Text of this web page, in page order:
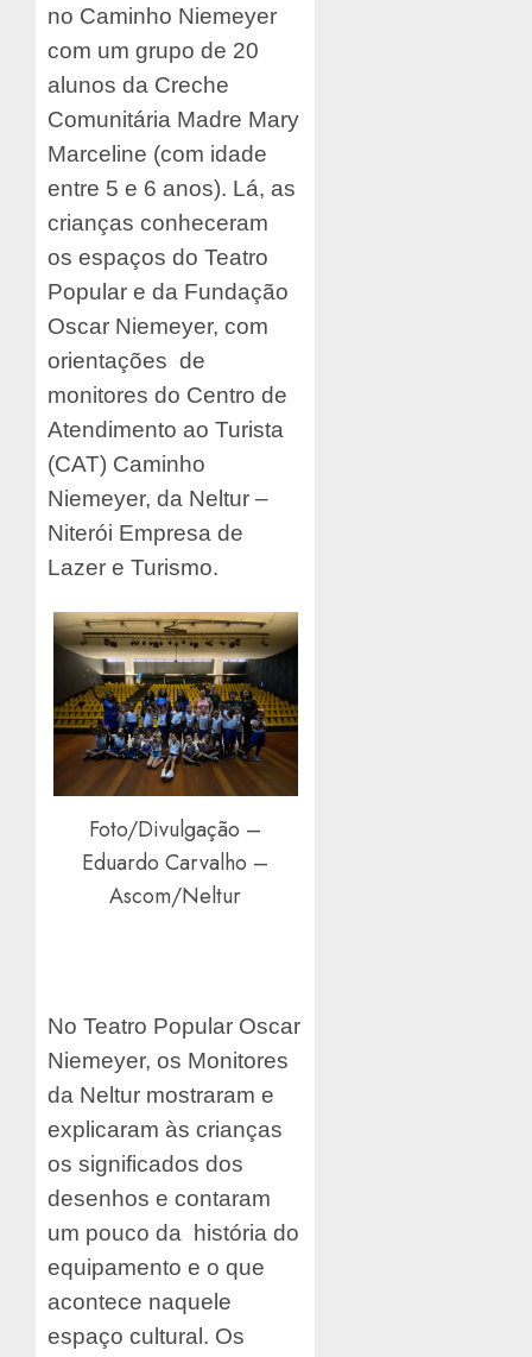
no Caminho Niemeyer
com um grupo de 20
alunos da Creche
Comunitária Madre Mary
Marceline (com idade
entre 5 e 6 anos). Lá, as
crianças conheceram
os espaços do Teatro
Popular e da Fundação
Oscar Niemeyer, com
orientações de
monitores do Centro de
Atendimento ao Turista
(CAT) Caminho
Niemeyer, da Neltur –
Niterói Empresa de
Lazer e Turismo.
Foto/Divulgação –
Eduardo Carvalho –
Ascom/Neltur
No Teatro Popular Oscar
Niemeyer, os Monitores
da Neltur mostraram e
explicaram às crianças
os significados dos
desenhos e contaram
um pouco da história do
equipamento e o que
acontece naquele
espaço cultural. Os